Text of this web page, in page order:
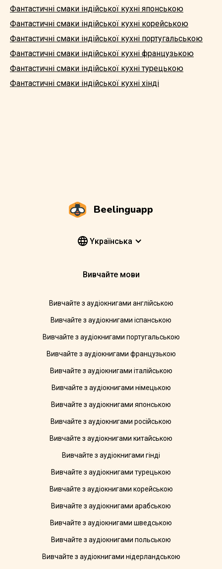
Фантастичні смаки індійської кухні японською
Фантастичні смаки індійської кухні корейською
Фантастичні смаки індійської кухні португальською
Фантастичні смаки індійської кухні французькою
Фантастичні смаки індійської кухні турецькою
Фантастичні смаки індійської кухні хінді
Beelinguapp
Yкраїнська
Вивчайте мови
Вивчайте з аудіокнигами англійською
Вивчайте з аудіокнигами іспанською
Вивчайте з аудіокнигами португальською
Вивчайте з аудіокнигами французькою
Вивчайте з аудіокнигами італійською
Вивчайте з аудіокнигами німецькою
Вивчайте з аудіокнигами японською
Вивчайте з аудіокнигами російською
Вивчайте з аудіокнигами китайською
Вивчайте з аудіокнигами гінді
Вивчайте з аудіокнигами турецькою
Вивчайте з аудіокнигами корейською
Вивчайте з аудіокнигами арабською
Вивчайте з аудіокнигами шведською
Вивчайте з аудіокнигами польською
Вивчайте з аудіокнигами нідерландською